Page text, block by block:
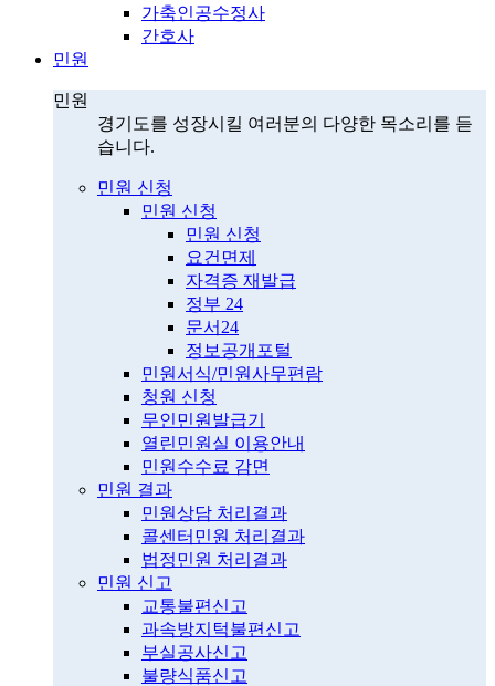
가축인공수정사
간호사
민원
민원
경기도를 성장시킬 여러분의 다양한 목소리를 듣
습니다.
민원 신청
민원 신청
민원 신청
요건면제
자격증 재발급
정부 24
문서24
정보공개포털
민원서식/민원사무편람
청원 신청
무인민원발급기
열린민원실 이용안내
민원수수료 감면
민원 결과
민원상담 처리결과
콜센터민원 처리결과
법정민원 처리결과
민원 신고
교통불편신고
과속방지턱불편신고
부실공사신고
불량식품신고